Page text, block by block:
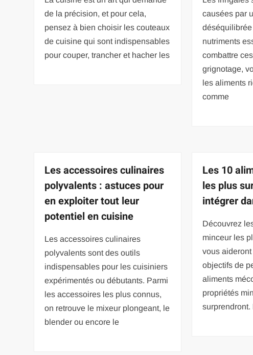
de la précision, et pour cela,
pensez à bien choisir les couteaux
de cuisine qui sont indispensables
pour couper, trancher et hacher les
causées par
nutriments
combattre
grignotage,
les aliments
comme
Les accessoires culinaires
polyvalents : astuces pour
en exploiter tout leur
potentiel en cuisine
Les accessoires culinaires
polyvalents sont des outils
indispensables pour les cuisiniers
expérimentés ou débutants. Parmi
les accessoires les plus connus,
on retrouve le mixeur plongeant, le
blender ou encore le
Les 10
les plus
intégrer
Découvrez
minceur les
vous
objectifs de
aliments
propriétés
surprendront.